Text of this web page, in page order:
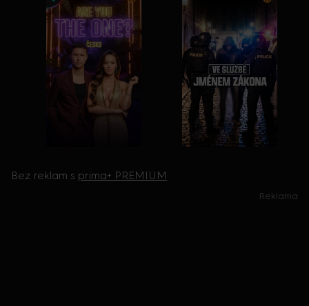
Bez reklam s prima+ PREMIUM
Reklama